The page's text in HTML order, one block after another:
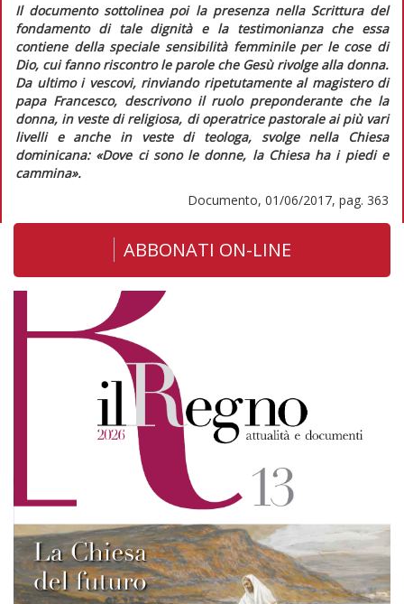
Il documento sottolinea poi la presenza nella Scrittura del
fondamento di tale dignità e la testimonianza che essa
contiene della speciale sensibilità femminile per le cose di
Dio, cui fanno riscontro le parole che Gesù rivolge alla donna.
Da ultimo i vescovi, rinviando ripetutamente al magistero di
papa Francesco, descrivono il ruolo preponderante che la
donna, in veste di religiosa, di operatrice pastorale ai più vari
livelli e anche in veste di teologa, svolge nella Chiesa
dominicana: «Dove ci sono le donne, la Chiesa ha i piedi e
cammina».
Documento, 01/06/2017, pag. 363
ABBONATI ON-LINE